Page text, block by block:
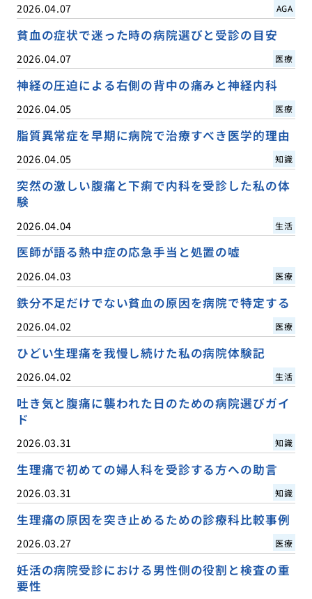
2026.04.07 AGA
貧血の症状で迷った時の病院選びと受診の目安
2026.04.07 医療
神経の圧迫による右側の背中の痛みと神経内科
2026.04.05 医療
脂質異常症を早期に病院で治療すべき医学的理由
2026.04.05 知識
突然の激しい腹痛と下痢で内科を受診した私の体
験
2026.04.04 生活
医師が語る熱中症の応急手当と処置の嘘
2026.04.03 医療
鉄分不足だけでない貧血の原因を病院で特定する
2026.04.02 医療
ひどい生理痛を我慢し続けた私の病院体験記
2026.04.02 生活
吐き気と腹痛に襲われた日のための病院選びガイ
ド
2026.03.31 知識
生理痛で初めての婦人科を受診する方への助言
2026.03.31 知識
生理痛の原因を突き止めるための診療科比較事例
2026.03.27 医療
妊活の病院受診における男性側の役割と検査の重
要性